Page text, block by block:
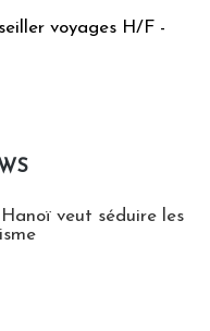
voyages H/F -
veut séduire les